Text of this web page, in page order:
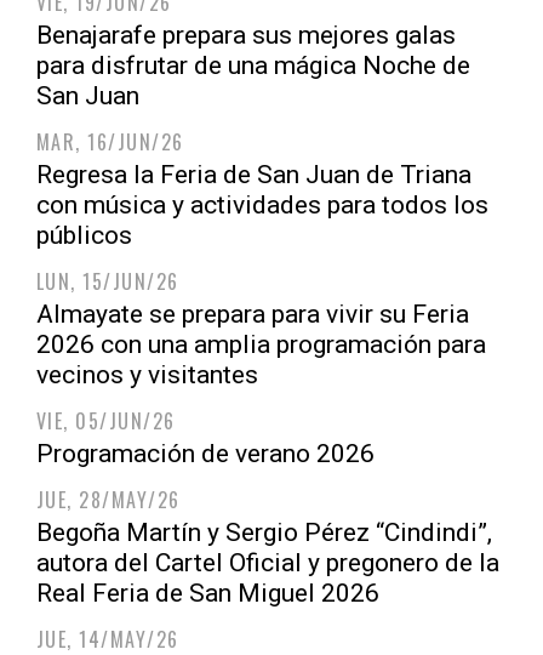
Benajarafe prepara sus mejores galas
para disfrutar de una mágica Noche de
San Juan
MAR, 16/JUN/26
Regresa la Feria de San Juan de Triana
con música y actividades para todos los
públicos
LUN, 15/JUN/26
Almayate se prepara para vivir su Feria
2026 con una amplia programación para
vecinos y visitantes
VIE, 05/JUN/26
Programación de verano 2026
JUE, 28/MAY/26
Begoña Martín y Sergio Pérez “Cindindi”,
autora del Cartel Oficial y pregonero de la
Real Feria de San Miguel 2026
JUE, 14/MAY/26